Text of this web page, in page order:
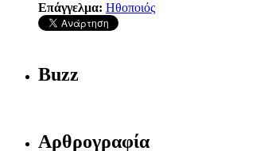
Επάγγελμα: Ηθοποιός
Buzz
Αρθρογραφία